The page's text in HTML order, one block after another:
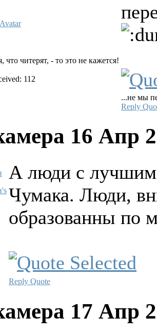
что читерят, - то это не кажется!
112
...не мы
Reply
16 Апр
А люди с лучшим
Чумака. Люди,
образованны по
Reply Quote
17 Апр